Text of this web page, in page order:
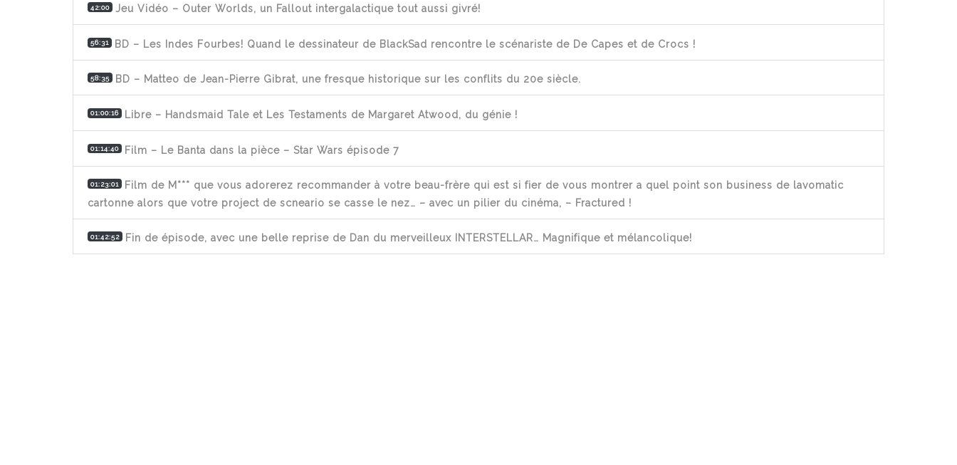
42:00 Jeu Vidéo – Outer Worlds, un Fallout intergalactique tout aussi givré!
56:31 BD – Les Indes Fourbes! Quand le dessinateur de BlackSad rencontre le scénariste de De Capes et de Crocs !
58:35 BD – Matteo de Jean-Pierre Gibrat, une fresque historique sur les conflits du 20e siècle.
01:00:16 Libre – Handsmaid Tale et Les Testaments de Margaret Atwood, du génie !
01:14:40 Film – Le Banta dans la pièce – Star Wars épisode 7
01:23:01
Film de M*** que vous adorerez recommander à votre beau-frère qui est si fier de vous montrer a quel point son business de lavomatic
cartonne alors que votre project de scneario se casse le nez… – avec un pilier du cinéma, – Fractured !
01:42:52 Fin de épisode, avec une belle reprise de Dan du merveilleux INTERSTELLAR… Magnifique et mélancolique!